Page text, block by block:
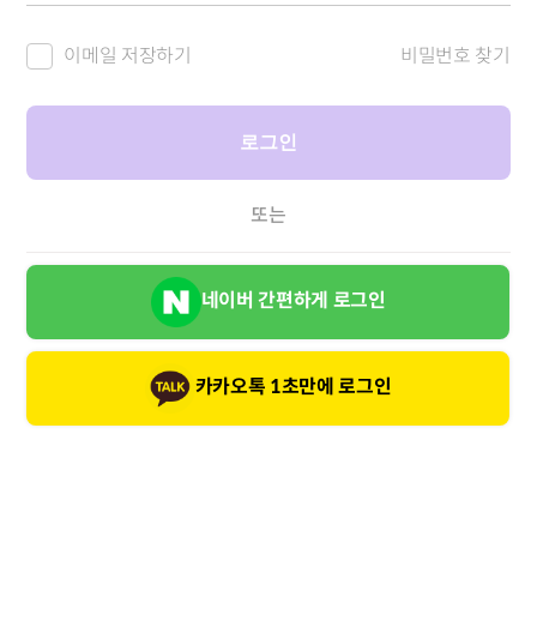
이메일 저장하기 비밀번호 찾기
로그인
또는
네이버 간편하게 로그인
카카오톡 1초만에 로그인